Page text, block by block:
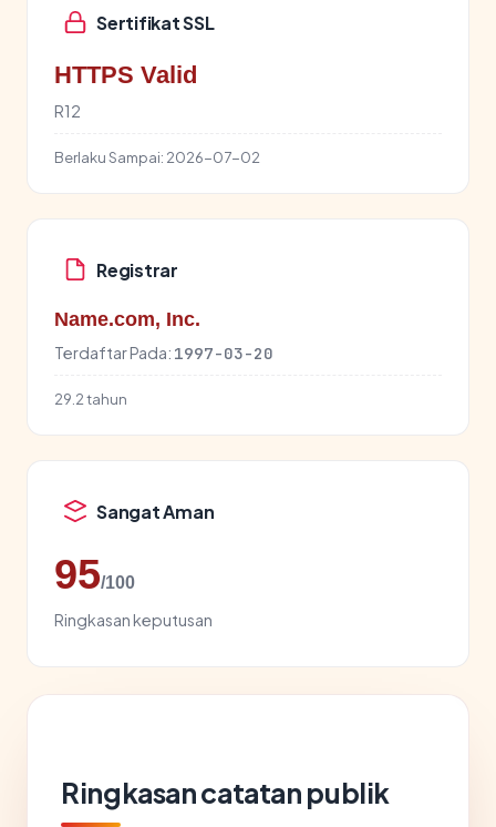
Sertifikat SSL
HTTPS Valid
R12
Berlaku Sampai: 2026-07-02
Registrar
Name.com, Inc.
Terdaftar Pada: 1997-03-20
29.2 tahun
Sangat Aman
95/100
Ringkasan keputusan
Ringkasan catatan publik